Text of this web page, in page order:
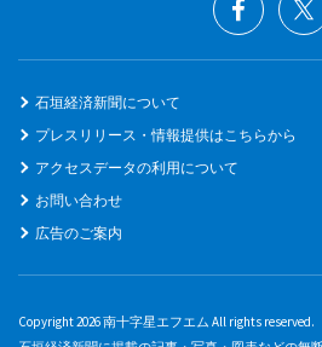
石垣経済新聞について
プレスリリース・情報提供はこちらから
アクセスデータの利用について
お問い合わせ
広告のご案内
Copyright 2026 南十字星エフエム All rights reserved.